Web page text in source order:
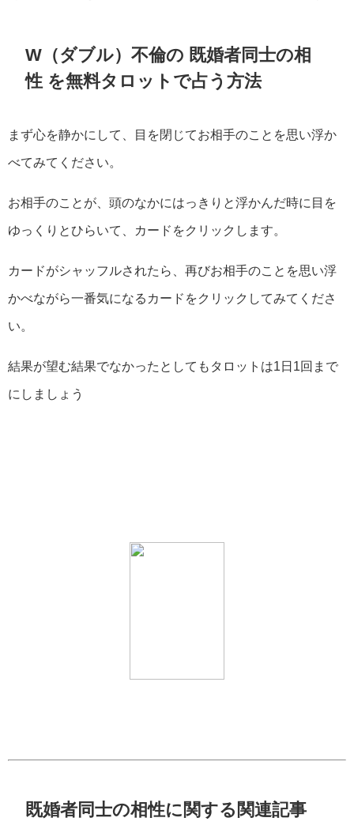
W（ダブル）不倫の 既婚者同士の相
性 を無料タロットで占う方法
まず心を静かにして、目を閉じてお相手のことを思い浮か
べてみてください。
お相手のことが、頭のなかにはっきりと浮かんだ時に目を
ゆっくりとひらいて、カードをクリックします。
カードがシャッフルされたら、再びお相手のことを思い浮
かべながら一番気になるカードをクリックしてみてくださ
い。
結果が望む結果でなかったとしてもタロットは1日1回まで
にしましょう
既婚者同士の相性に関する関連記事